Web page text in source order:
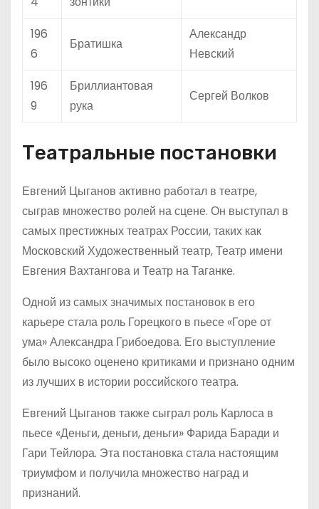
196
6
Братишка
Александр
Невский
196
9
Бриллиантовая
рука
Сергей Волков
Театральные постановки
Евгений Цыганов активно работал в театре,
сыграв множество ролей на сцене. Он выступал в
самых престижных театрах России, таких как
Московский Художественный театр, Театр имени
Евгения Вахтангова и Театр на Таганке.
Одной из самых значимых постановок в его
карьере стала роль Горецкого в пьесе «Горе от
ума» Александра Грибоедова. Его выступление
было высоко оценено критиками и признано одним
из лучших в истории российского театра.
Евгений Цыганов также сыграл роль Карлоса в
пьесе «Деньги, деньги, деньги» Фарида Баради и
Гари Тейлора. Эта постановка стала настоящим
триумфом и получила множество наград и
признаний.